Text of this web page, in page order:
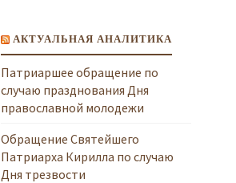
АКТУАЛЬНАЯ АНАЛИТИКА
Патриаршее обращение по
случаю празднования Дня
православной молодежи
Обращение Святейшего
Патриарха Кирилла по случаю
Дня трезвости